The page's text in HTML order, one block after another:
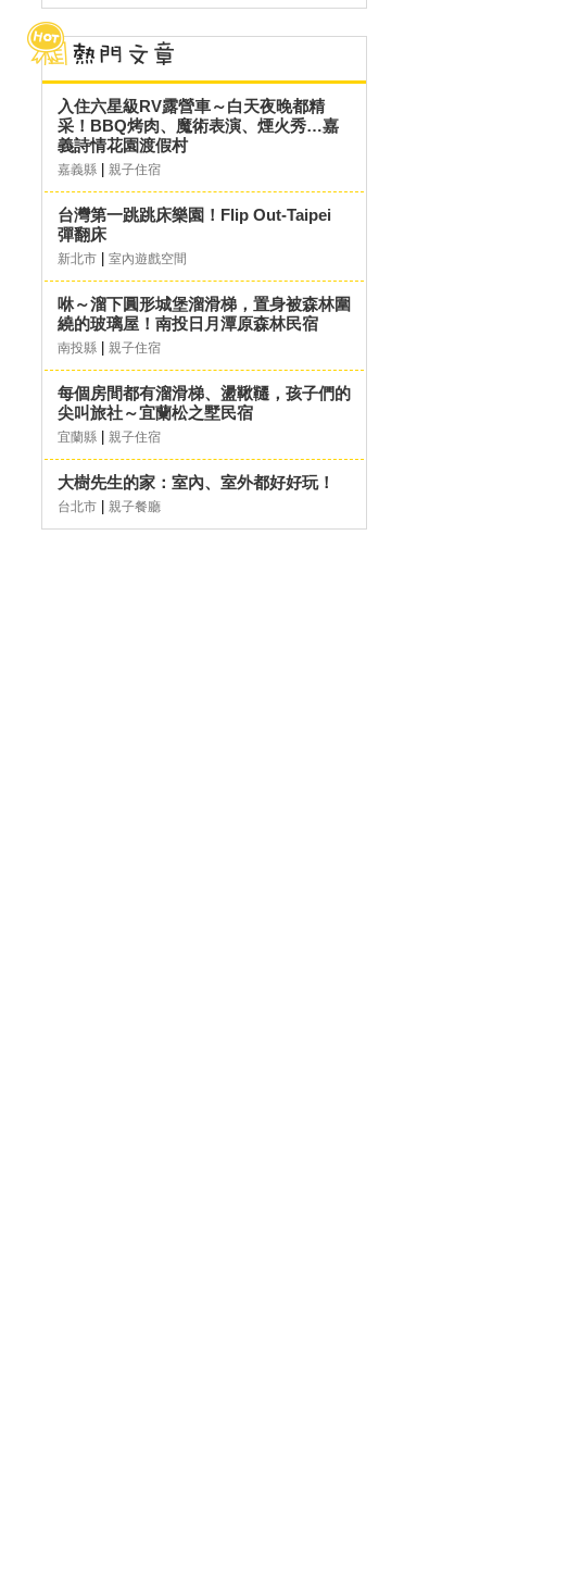
入住六星級RV露營車～白天夜晚都精
采！BBQ烤肉、魔術表演、煙火秀…嘉
義詩情花園渡假村
嘉義縣 親子住宿
台灣第一跳跳床樂園！Flip Out-Taipei
彈翻床
新北市 室內遊戲空間
咻～溜下圓形城堡溜滑梯，置身被森林圍
繞的玻璃屋！南投日月潭原森林民宿
南投縣 親子住宿
每個房間都有溜滑梯、盪鞦韆，孩子們的
尖叫旅社～宜蘭松之墅民宿
宜蘭縣 親子住宿
大樹先生的家：室內、室外都好好玩！
台北市 親子餐廳